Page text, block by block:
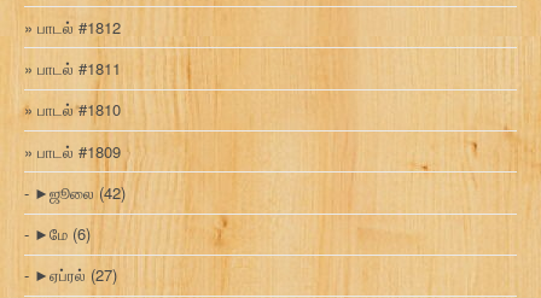
பாடல் #1812
பாடல் #1811
பாடல் #1810
பாடல் #1809
►ஜூலை (42)
►மே (6)
►ஏப்ரல் (27)